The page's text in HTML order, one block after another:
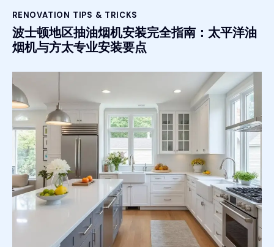
RENOVATION TIPS & TRICKS
波士顿地区抽油烟机安装完全指南：太平洋油
烟机与方太专业安装要点